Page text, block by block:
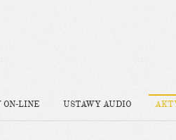
ON-LINE USTAWY AUDIO